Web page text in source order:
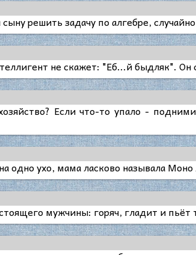
решить задачу по алгебре,
не скажет: "Еб...й быдляк". Он
Если что-то упало -
одно ухо, мама ласково называла Моно
мужчины: горяч, гладит и пьёт